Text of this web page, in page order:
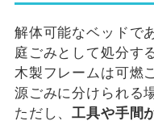
解体可能なベッドで
庭ごみとして処分す
木製フレームは可燃
源ごみに分けられる
ただし、工具や手間